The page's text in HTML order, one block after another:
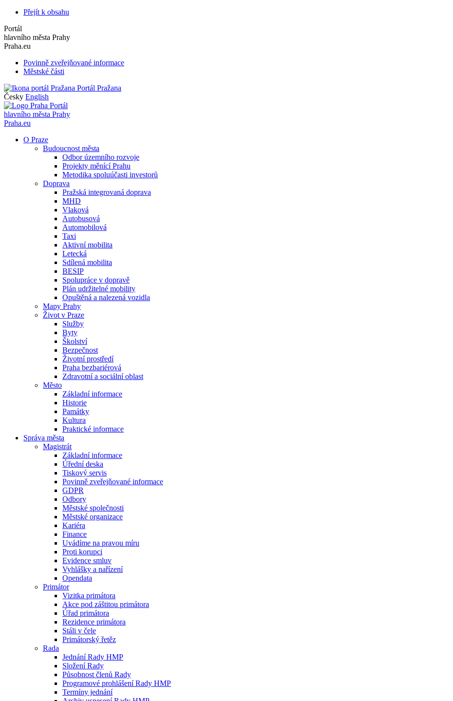
Přejít k obsahu
Portál
hlavního města Prahy
Praha.eu
Povinně zveřejňované informace
Městské části
Portál Pražana
Česky English
Portál
hlavního města Prahy
Praha.eu
O Praze
Budoucnost města
Odbor územního rozvoje
Projekty měnící Prahu
Metodika spoluúčasti investorů
Doprava
Pražská integrovaná doprava
MHD
Vlaková
Autobusová
Automobilová
Taxi
Aktivní mobilita
Letecká
Sdílená mobilita
BESIP
Spolupráce v dopravě
Plán udržitelné mobility
Opuštěná a nalezená vozidla
Mapy Prahy
Život v Praze
Služby
Byty
Školství
Bezpečnost
Životní prostředí
Praha bezbariérová
Zdravotní a sociální oblast
Město
Základní informace
Historie
Památky
Kultura
Praktické informace
Správa města
Magistrát
Základní informace
Úřední deska
Tiskový servis
Povinně zveřejňované informace
GDPR
Odbory
Městské společnosti
Městské organizace
Kariéra
Finance
Uvádíme na pravou míru
Proti korupci
Evidence smluv
Vyhlášky a nařízení
Opendata
Primátor
Vizitka primátora
Akce pod záštitou primátora
Úřad primátora
Rezidence primátora
Stáli v čele
Primátorský řetěz
Rada
Jednání Rady HMP
Složení Rady
Působnost členů Rady
Programové prohlášení Rady HMP
Termíny jednání